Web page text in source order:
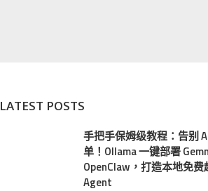
LATEST POSTS
手把手保姆级教程：告别
单！Ollama 一键部署
OpenClaw，打造本地免费
Agent